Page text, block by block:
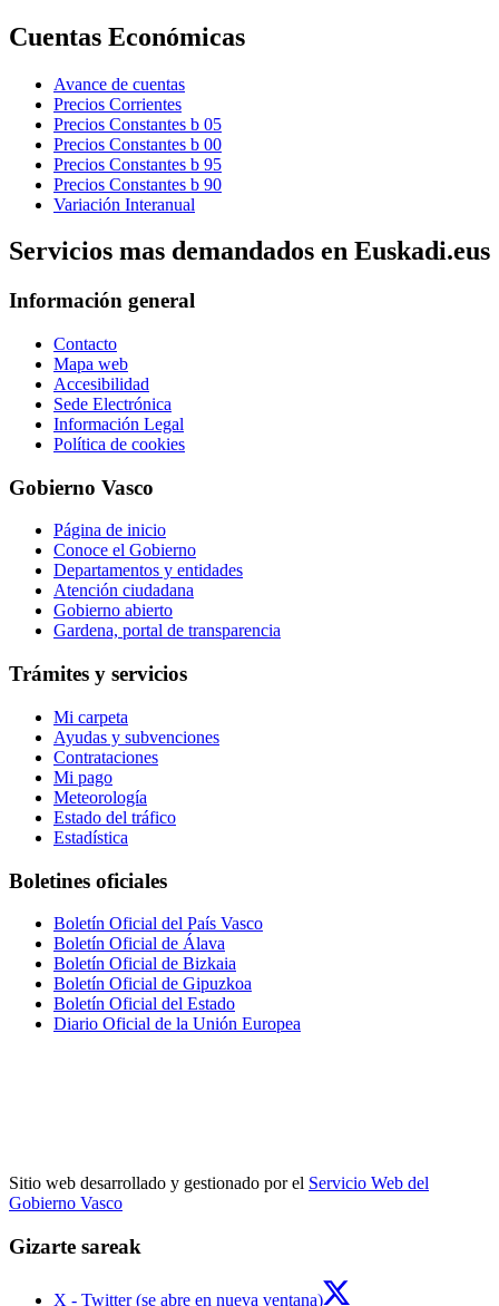
Cuentas Económicas
Avance de cuentas
Precios Corrientes
Precios Constantes b 05
Precios Constantes b 00
Precios Constantes b 95
Precios Constantes b 90
Variación Interanual
Servicios mas demandados en Euskadi.eus
Información general
Contacto
Mapa web
Accesibilidad
Sede Electrónica
Información Legal
Política de cookies
Gobierno Vasco
Página de inicio
Conoce el Gobierno
Departamentos y entidades
Atención ciudadana
Gobierno abierto
Gardena, portal de transparencia
Trámites y servicios
Mi carpeta
Ayudas y subvenciones
Contrataciones
Mi pago
Meteorología
Estado del tráfico
Estadística
Boletines oficiales
Boletín Oficial del País Vasco
Boletín Oficial de Álava
Boletín Oficial de Bizkaia
Boletín Oficial de Gipuzkoa
Boletín Oficial del Estado
Diario Oficial de la Unión Europea
Sitio web desarrollado y gestionado por el Servicio Web del
Gobierno Vasco
Gizarte sareak
X - Twitter (se abre en nueva ventana)